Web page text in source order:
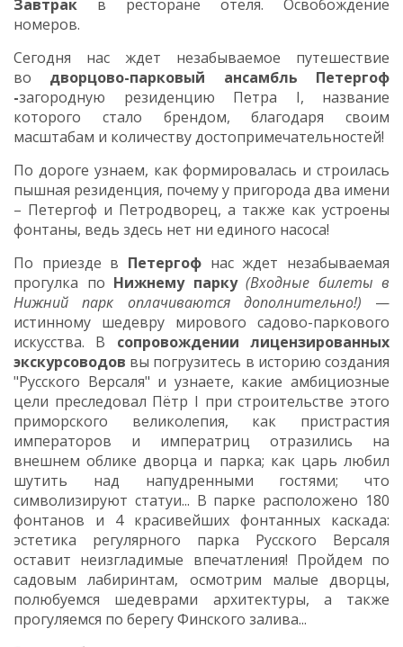
Завтрак в ресторане отеля. Освобождение
номеров.
Сегодня нас ждет незабываемое путешествие
во дворцово-парковый ансамбль Петергоф
-загородную резиденцию Петра I, название
которого стало брендом, благодаря своим
масштабам и количеству достопримечательностей!
По дороге узнаем, как формировалась и строилась
пышная резиденция, почему у пригорода два имени
– Петергоф и Петродворец, а также как устроены
фонтаны, ведь здесь нет ни единого насоса!
По приезде в Петергоф нас ждет незабываемая
прогулка по Нижнему парку (Входные билеты в
Нижний парк оплачиваются дополнительно!) —
истинному шедевру мирового садово-паркового
искусства. В сопровождении лицензированных
экскурсоводов вы погрузитесь в историю создания
"Русского Версаля" и узнаете, какие амбициозные
цели преследовал Пётр I при строительстве этого
приморского великолепия, как пристрастия
императоров и императриц отразились на
внешнем облике дворца и парка; как царь любил
шутить над напудренными гостями; что
символизируют статуи... В парке расположено 180
фонтанов и 4 красивейших фонтанных каскада:
эстетика регулярного парка Русского Версаля
оставит неизгладимые впечатления! Пройдем по
садовым лабиринтам, осмотрим малые дворцы,
полюбуемся шедеврами архитектуры, а также
прогуляемся по берегу Финского залива...